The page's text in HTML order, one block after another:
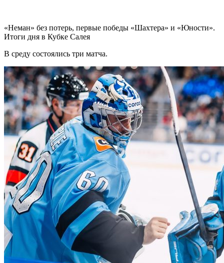
«Неман» без потерь, первые победы «Шахтера» и «Юности».
Итоги дня в Кубке Салея
В среду состоялись три матча.